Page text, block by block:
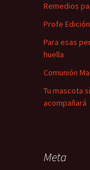
Remedios
Profe
Para esas
huella
Comunión
Tu mascota
acompañará
Meta